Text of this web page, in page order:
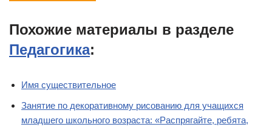
Похожие материалы в разделе
Педагогика:
Имя существительное
Занятие по декоративному рисованию для учащихся
младшего школьного возраста: «Распрягайте, ребята,